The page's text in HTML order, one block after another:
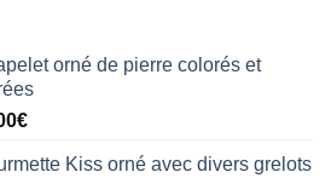
orné de pierre colorés et
€Le
actuelKiss orné avec divers grelots